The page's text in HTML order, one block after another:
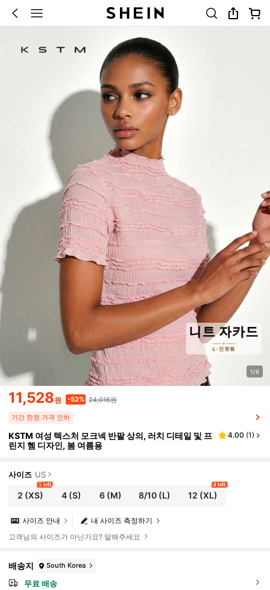
1/6
11,528원 -52% 24,016원
기간 한정 가격 인하
KSTM 여성 텍스처 모크넥 반팔 상의, 러치 디테일 및 프
린지 헴 디자인, 봄 여름용
4.00 (1)
사이즈 US
2 (XS)
5 left
4(S) 6(M) 8/10 (L) 12 (XL)
4 left
내 사이즈 측정하기
사이즈 안내
고객님의 사이즈가 아닌가요? 말해주세요
배송지 South Korea
무료 배송